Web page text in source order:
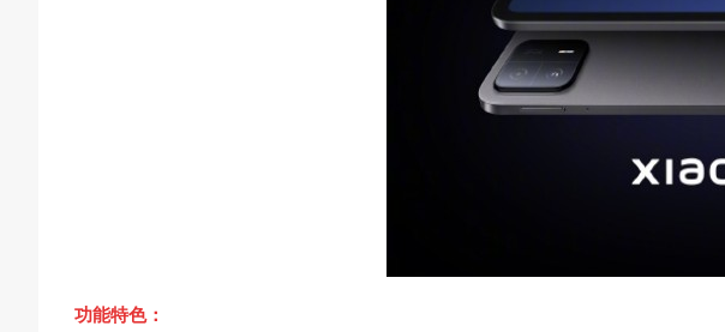
功能特色：